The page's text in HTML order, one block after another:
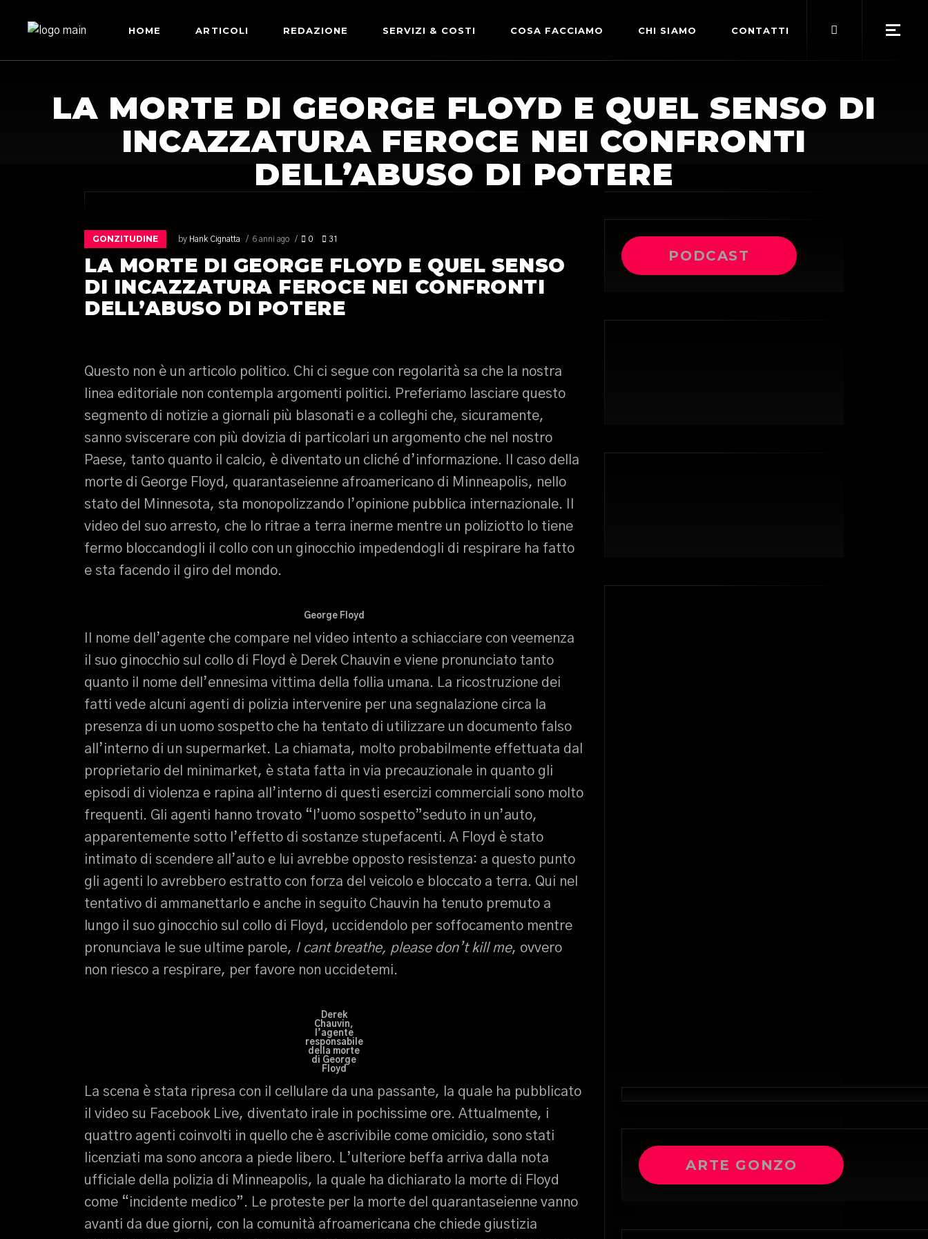
HOME ARTICOLI REDAZIONE SERVIZI & COSTI
LE NOSTRE PARTNERSHIP
COMUNICAZIONE EXPRESS
COSA FACCIAMO CHI SIAMO
TERMINI DI SERVIZIO
CONTATTI
LA MORTE DI GEORGE FLOYD E QUEL SENSO DI
INCAZZATURA FEROCE NEI CONFRONTI
DELL’ABUSO DI POTERE
GONZITUDINE by Hank Cignatta 6 anni ago 0 31
LA MORTE DI GEORGE FLOYD E QUEL SENSO
DI INCAZZATURA FEROCE NEI CONFRONTI
DELL’ABUSO DI POTERE
Questo non è un articolo politico. Chi ci segue con regolarità sa che la nostra
linea editoriale non contempla argomenti politici. Preferiamo lasciare questo
segmento di notizie a giornali più blasonati e a colleghi che, sicuramente,
sanno sviscerare con più dovizia di particolari un argomento che nel nostro
Paese, tanto quanto il calcio, è diventato un cliché d’informazione. Il caso della
morte di George Floyd, quarantaseienne afroamericano di Minneapolis, nello
stato del Minnesota, sta monopolizzando l’opinione pubblica internazionale. Il
video del suo arresto, che lo ritrae a terra inerme mentre un poliziotto lo tiene
fermo bloccandogli il collo con un ginocchio impedendogli di respirare ha fatto
e sta facendo il giro del mondo.
George Floyd
Il nome dell’agente che compare nel video intento a schiacciare con veemenza
il suo ginocchio sul collo di Floyd è Derek Chauvin e viene pronunciato tanto
quanto il nome dell’ennesima vittima della follia umana. La ricostruzione dei
fatti vede alcuni agenti di polizia intervenire per una segnalazione circa la
presenza di un uomo sospetto che ha tentato di utilizzare un documento falso
all’interno di un supermarket. La chiamata, molto probabilmente effettuata dal
proprietario del minimarket, è stata fatta in via precauzionale in quanto gli
episodi di violenza e rapina all’interno di questi esercizi commerciali sono molto
frequenti. Gli agenti hanno trovato “l’uomo sospetto”seduto in un’auto,
apparentemente sotto l’effetto di sostanze stupefacenti. A Floyd è stato
intimato di scendere all’auto e lui avrebbe opposto resistenza: a questo punto
gli agenti lo avrebbero estratto con forza del veicolo e bloccato a terra. Qui nel
tentativo di ammanettarlo e anche in seguito Chauvin ha tenuto premuto a
lungo il suo ginocchio sul collo di Floyd, uccidendolo per soffocamento mentre
pronunciava le sue ultime parole, I cant breathe, please don’t kill me, ovvero
non riesco a respirare, per favore non uccidetemi.
Derek
Chauvin,
l’agente
responsabile
della morte
di George
Floyd
La scena è stata ripresa con il cellulare da una passante, la quale ha pubblicato
il video su Facebook Live, diventato irale in pochissime ore. Attualmente, i
quattro agenti coinvolti in quello che è ascrivibile come omicidio, sono stati
licenziati ma sono ancora a piede libero. L’ulteriore beffa arriva dalla nota
ufficiale della polizia di Minneapolis, la quale ha dichiarato la morte di Floyd
come “incidente medico”. Le proteste per la morte del quarantaseienne vanno
avanti da due giorni, con la comunità afroamericana che chiede giustizia
PODCAST
ARTE GONZO